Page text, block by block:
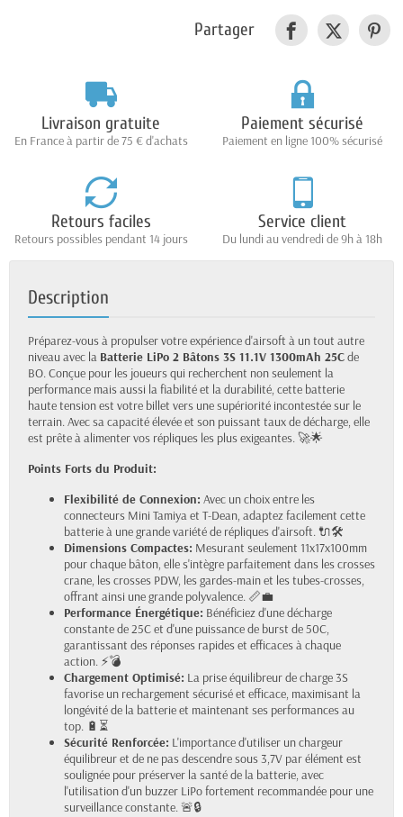
Partager
Livraison gratuite
En France à partir de 75 € d'achats
Paiement sécurisé
Paiement en ligne 100% sécurisé
Retours faciles
Retours possibles pendant 14 jours
Service client
Du lundi au vendredi de 9h à 18h
Description
Préparez-vous à propulser votre expérience d'airsoft à un tout autre
niveau avec la Batterie LiPo 2 Bâtons 3S 11.1V 1300mAh 25Cde
BO. Conçue pour les joueurs qui recherchent non seulement la
performance mais aussi la fiabilité et la durabilité, cette batterie
haute tension est votre billet vers une supériorité incontestée sur le
terrain. Avec sa capacité élevée et son puissant taux de décharge, elle
est prête à alimenter vos répliques les plus exigeantes. 🚀🌟
Points Forts du Produit:
Flexibilité de Connexion: Avec un choix entre les
connecteurs Mini Tamiya et T-Dean, adaptez facilement cette
batterie à une grande variété de répliques d'airsoft. 🔌🛠️
Dimensions Compactes: Mesurant seulement 11x17x100mm
pour chaque bâton, elle s'intègre parfaitement dans les crosses
crane, les crosses PDW, les gardes-main et les tubes-crosses,
offrant ainsi une grande polyvalence. 📏💼
Performance Énergétique: Bénéficiez d'une décharge
constante de 25C et d'une puissance de burst de 50C,
garantissant des réponses rapides et efficaces à chaque
action. ⚡💣
Chargement Optimisé: La prise équilibreur de charge 3S
favorise un rechargement sécurisé et efficace, maximisant la
longévité de la batterie et maintenant ses performances au
top. 🔋⏳
Sécurité Renforcée: L'importance d'utiliser un chargeur
équilibreur et de ne pas descendre sous 3,7V par élément est
soulignée pour préserver la santé de la batterie, avec
l'utilisation d'un buzzer LiPo fortement recommandée pour une
surveillance constante. 🚨🔒